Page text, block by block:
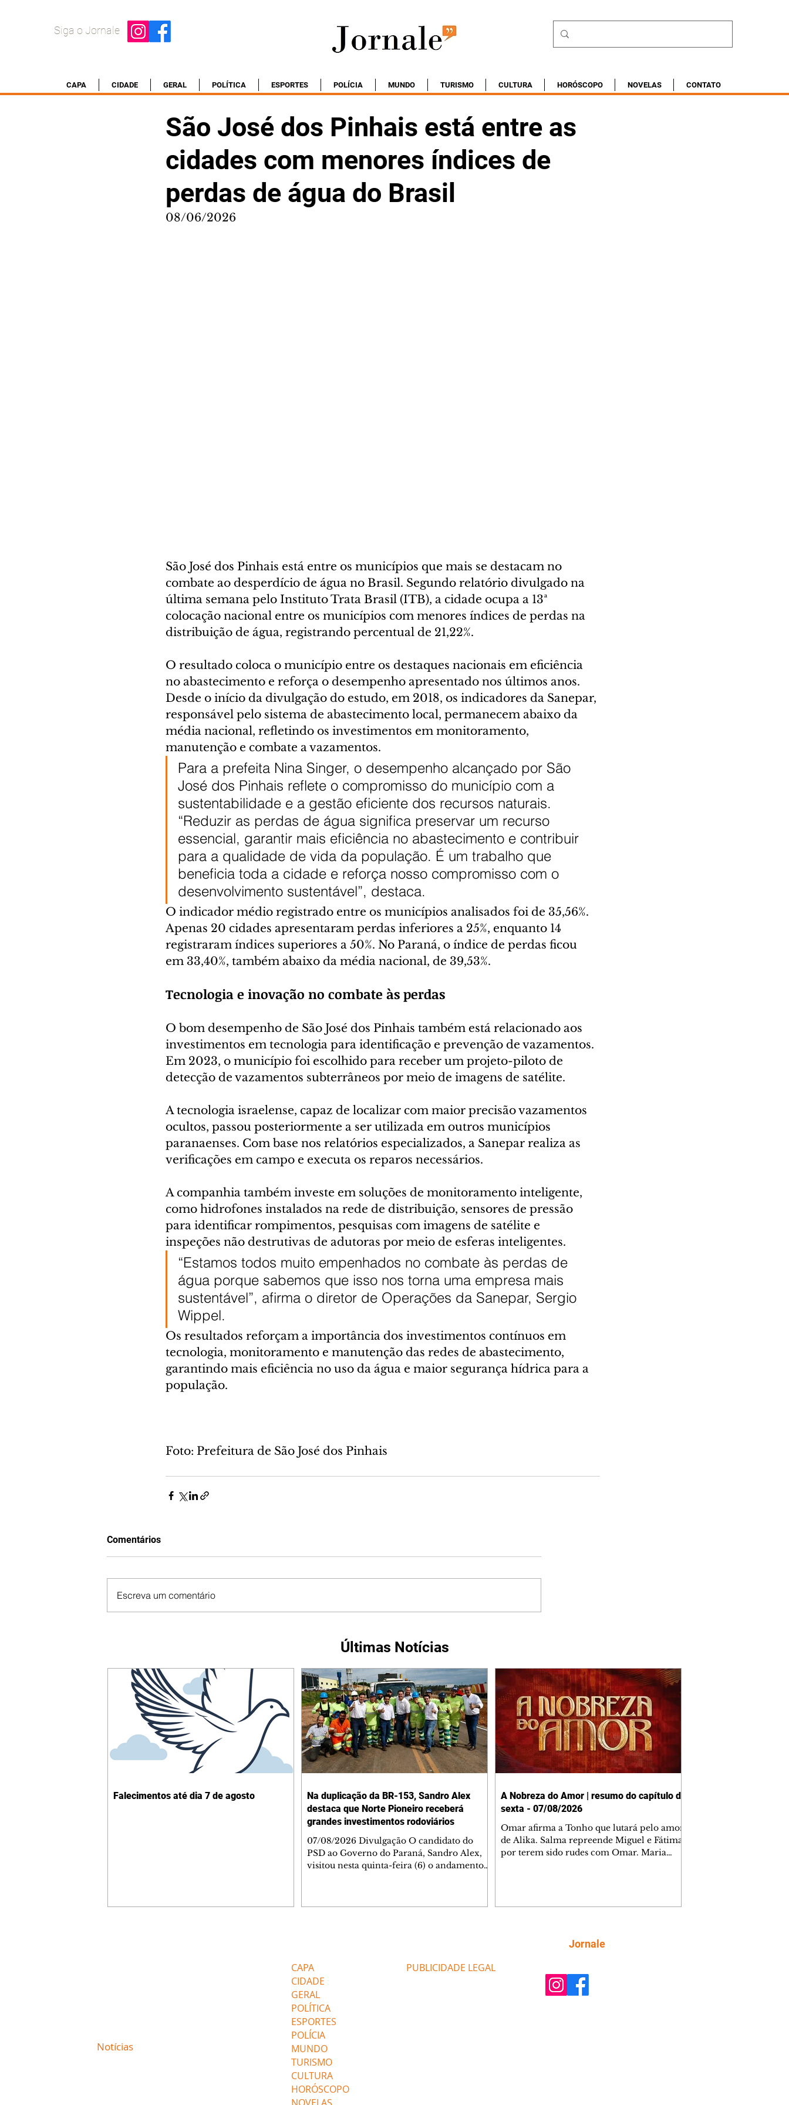
Siga o Jornale
CAPA CIDADE GERAL POLÍTICA ESPORTES POLÍCIA MUNDO TURISMO CULTURA HORÓSCOPO NOVELAS CONTATO
São José dos Pinhais está entre as
cidades com menores índices de
perdas de água do Brasil
08/06/2026
São José dos Pinhais está entre os municípios que mais se destacam no
combate ao desperdício de água no Brasil. Segundo relatório divulgado na
última semana pelo Instituto Trata Brasil (ITB), a cidade ocupa a 13ª
colocação nacional entre os municípios com menores índices de perdas na
distribuição de água, registrando percentual de 21,22%.
O resultado coloca o município entre os destaques nacionais em eficiência
no abastecimento e reforça o desempenho apresentado nos últimos anos.
Desde o início da divulgação do estudo, em 2018, os indicadores da Sanepar,
responsável pelo sistema de abastecimento local, permanecem abaixo da
média nacional, refletindo os investimentos em monitoramento,
manutenção e combate a vazamentos.
Para a prefeita Nina Singer, o desempenho alcançado por São
José dos Pinhais reflete o compromisso do município com a
sustentabilidade e a gestão eficiente dos recursos naturais.
“Reduzir as perdas de água significa preservar um recurso
essencial, garantir mais eficiência no abastecimento e contribuir
para a qualidade de vida da população. É um trabalho que
beneficia toda a cidade e reforça nosso compromisso com o
desenvolvimento sustentável”, destaca.
O indicador médio registrado entre os municípios analisados foi de 35,56%.
Apenas 20 cidades apresentaram perdas inferiores a 25%, enquanto 14
registraram índices superiores a 50%. No Paraná, o índice de perdas ficou
em 33,40%, também abaixo da média nacional, de 39,53%.
Tecnologia e inovação no combate às perdas
O bom desempenho de São José dos Pinhais também está relacionado aos
investimentos em tecnologia para identificação e prevenção de vazamentos.
Em 2023, o município foi escolhido para receber um projeto-piloto de
detecção de vazamentos subterrâneos por meio de imagens de satélite.
A tecnologia israelense, capaz de localizar com maior precisão vazamentos
ocultos, passou posteriormente a ser utilizada em outros municípios
paranaenses. Com base nos relatórios especializados, a Sanepar realiza as
verificações em campo e executa os reparos necessários.
A companhia também investe em soluções de monitoramento inteligente,
como hidrofones instalados na rede de distribuição, sensores de pressão
para identificar rompimentos, pesquisas com imagens de satélite e
inspeções não destrutivas de adutoras por meio de esferas inteligentes.
“Estamos todos muito empenhados no combate às perdas de
água porque sabemos que isso nos torna uma empresa mais
sustentável”, afirma o diretor de Operações da Sanepar, Sergio
Wippel.
Os resultados reforçam a importância dos investimentos contínuos em
tecnologia, monitoramento e manutenção das redes de abastecimento,
garantindo mais eficiência no uso da água e maior segurança hídrica para a
população.
Foto: Prefeitura de São José dos Pinhais
Comentários
Escreva um comentário
Últimas Notícias
Falecimentos até dia 7 de agosto
Na duplicação da BR-153, Sandro Alex
destaca que Norte Pioneiro receberá
grandes investimentos rodoviários
07/08/2026 Divulgação O candidato do
PSD ao Governo do Paraná, Sandro Alex,
visitou nesta quinta-feira (6) o andamento
duplicação contempla 50,6 quilômetros da
rodovia e recebe investimento de
A Nobreza do Amor | resumo do capítulo de
sexta - 07/08/2026
Omar afirma a Tonho que lutará pelo amor
de Alika. Salma repreende Miguel e Fátima
por terem sido rudes com Omar. Maria
desconfianças de Jendal, que sonda Pascoal
sobre seu conselheiro. Chinua sugere que
Notícias
CAPA
CIDADE
GERAL
POLÍTICA
ESPORTES
POLÍCIA
MUNDO
TURISMO
CULTURA
HORÓSCOPO
NOVELAS
PUBLICIDADE LEGAL
Jornale